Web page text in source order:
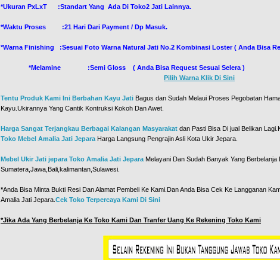
*Ukuran PxLxT :Standart Yang Ada Di Toko2 Jati Lainnya.
*Waktu Proses :21 Hari Dari Payment / Dp Masuk.
*Warna Finishing :Sesuai Foto Warna Natural Jati No.2 Kombinasi Loster (
*Melamine :Semi Gloss ( Anda Bisa Request Sesuai Selera )
Pilih Warna Klik Di Sini
Tentu Produk Kami Ini Berbahan Kayu Jati Bagus dan Sudah Melaui Proses Pegobatan
Kayu.Ukirannya Yang Cantik Kontruksi Kokoh Dan Awet.
Harga Sangat Terjangkau Berbagai Kalangan Masyarakat dan Pasti Bisa Di jual Belikan
Toko Mebel Amalia Jati Jepara Harga Langsung Pengrajin Asli Kota Ukir Jepara.
Mebel Ukir Jati jepara Toko Amalia Jati Jepara Melayani Dan Sudah Banyak Yang
Sumatera,Jawa,Bali,kalimantan,Sulawesi.
*Anda Bisa Minta Bukti Resi Dan Alamat Pembeli Ke Kami.Dan Anda Bisa Cek Ke Langganan
Amalia Jati Jepara. Cek Toko Terpercaya Kami Di Sini
*Jika Ada Yang Berbelanja Ke Toko Kami Dan Tranfer Uang Ke Rekening Toko Kami